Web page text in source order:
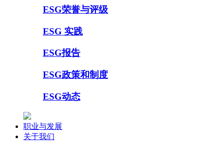
ESG荣誉与评级
ESG 实践
ESG报告
ESG政策和制度
ESG动态
职业与发展
关于我们